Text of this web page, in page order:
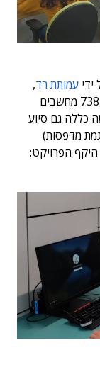
עמותת רד,
, הוחלפו 738 מחשבים
כללה גם סיוע
מדפסות)
הפרויקט: